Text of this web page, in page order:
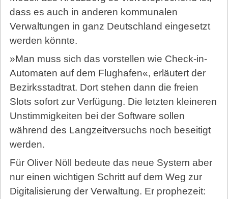
dass es auch in anderen kommunalen
Verwaltungen in ganz Deutschland eingesetzt
werden könnte.
»Man muss sich das vorstellen wie Check-in-
Automaten auf dem Flughafen«, erläutert der
Bezirksstadtrat. Dort stehen dann die freien
Slots sofort zur Verfügung. Die letzten kleineren
Unstimmigkeiten bei der Software sollen
während des Langzeitversuchs noch beseitigt
werden.
Für Oliver Nöll bedeute das neue System aber
nur einen wichtigen Schritt auf dem Weg zur
Digitalisierung der Verwaltung. Er prophezeit: